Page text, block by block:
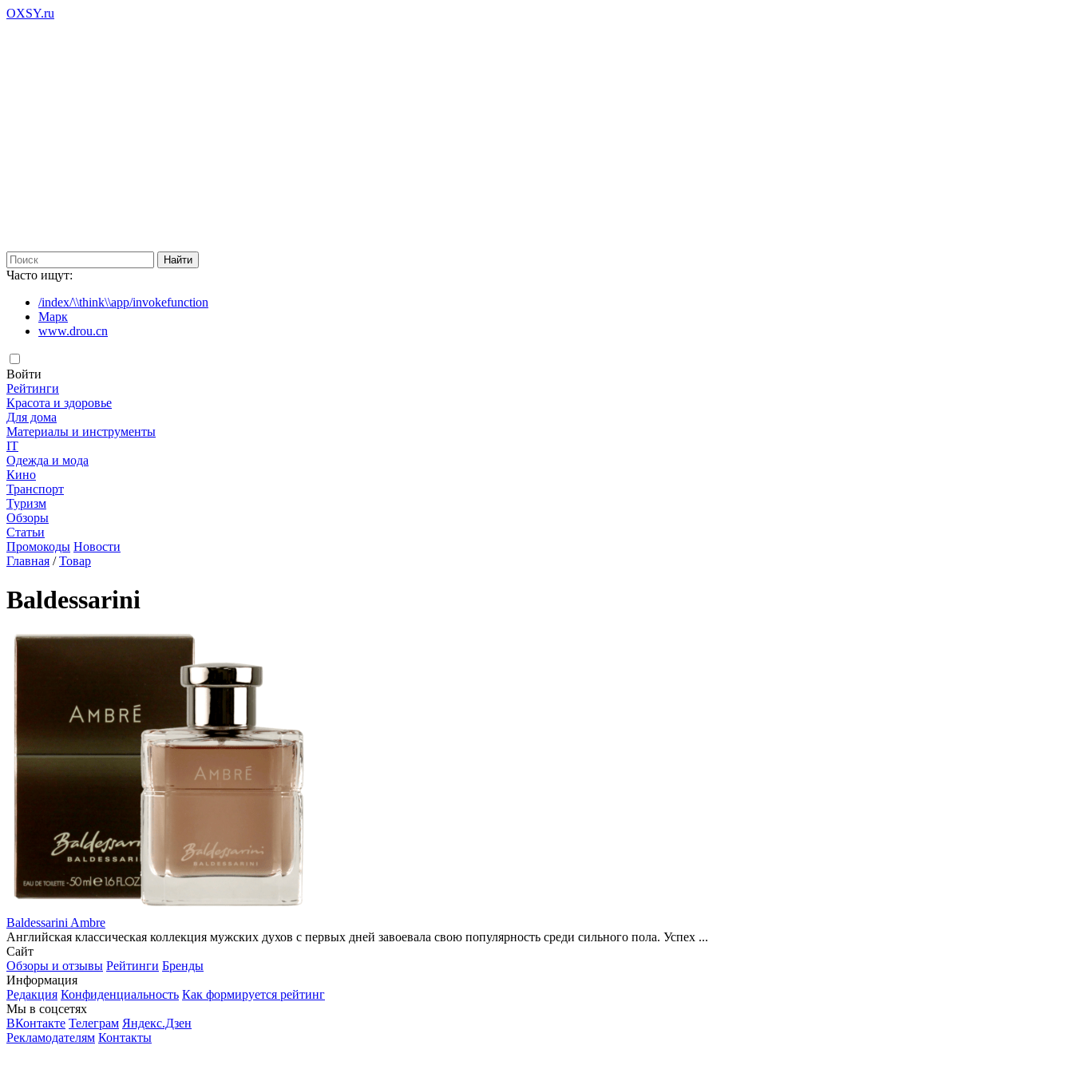
OXSY.ru
Часто ищут:
/index/\\think\\app/invokefunction
Марк
www.drou.cn
Войти
Рейтинги
Красота и здоровье
Для дома
Материалы и инструменты
IT
Одежда и мода
Кино
Транспорт
Туризм
Обзоры
Статьи
Промокоды Новости
Главная /Товар
Baldessarini
Baldessarini Ambre
Английская классическая коллекция мужских духов с первых дней завоевала свою популярность среди сильного пола. Успех ...
Сайт
Обзоры и отзывы Рейтинги Бренды
Информация
Редакция Конфиденциальность Как формируется рейтинг
Мы в соцсетях
ВКонтакте Телеграм Яндекс.Дзен
Рекламодателям Контакты